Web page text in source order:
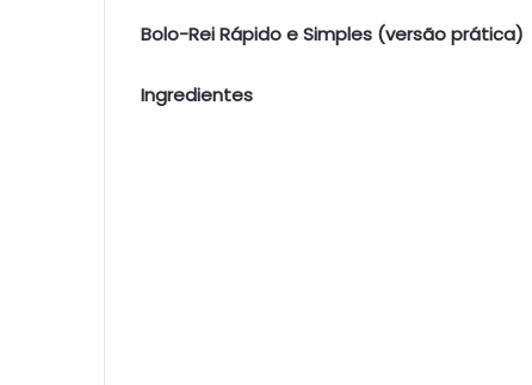
Bolo-Rei Rápido e Simples (versão prática)
Ingredientes